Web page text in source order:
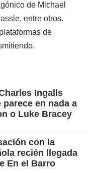
de Michael
entre otros.
de
Ingalls
en nada a
o Luke Bracey
con la
recién llegada
En el Barro